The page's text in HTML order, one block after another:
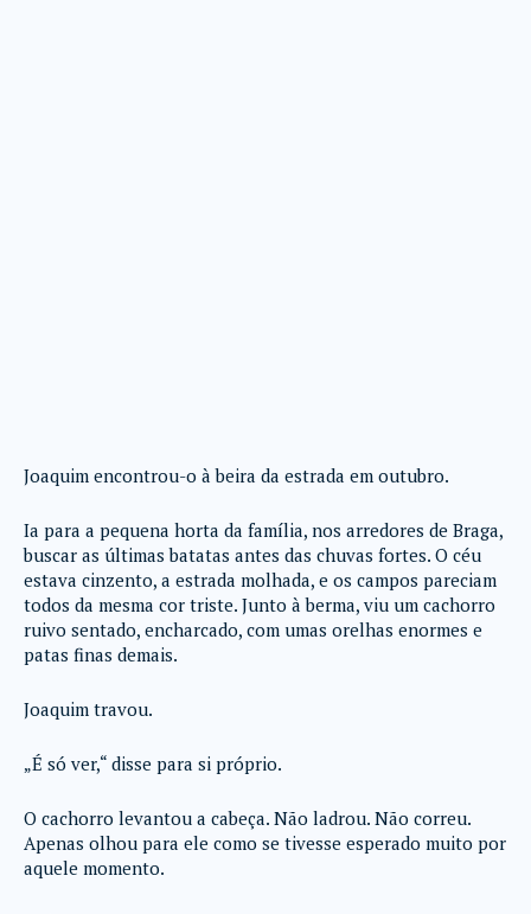
Joaquim encontrou-o à beira da estrada em outubro.
Ia para a pequena horta da família, nos arredores de Braga,
buscar as últimas batatas antes das chuvas fortes. O céu
estava cinzento, a estrada molhada, e os campos pareciam
todos da mesma cor triste. Junto à berma, viu um cachorro
ruivo sentado, encharcado, com umas orelhas enormes e
patas finas demais.
Joaquim travou.
„É só ver,“ disse para si próprio.
O cachorro levantou a cabeça. Não ladrou. Não correu.
Apenas olhou para ele como se tivesse esperado muito por
aquele momento.